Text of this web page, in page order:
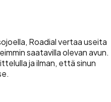
Roadial vertaa useita
saatavilla olevan avun.
ja ilman, että sinun